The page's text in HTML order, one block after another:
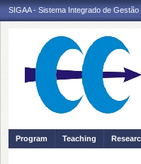
SIGAA - Sistema Integrado de
Program Teaching